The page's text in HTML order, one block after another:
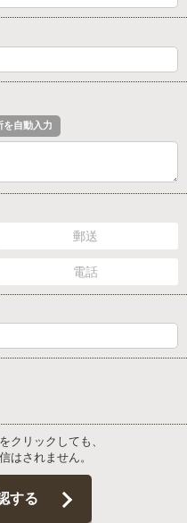
郵送
電話
クリックしても、
はされません。
する